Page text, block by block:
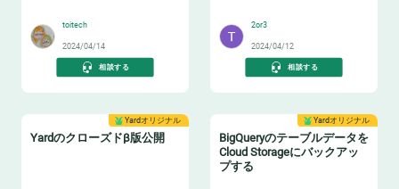
toitech
2024/04/14
相談する
2or3
2024/04/12
相談する
Yardオリジナル
Yardのクローズドβ版公開
Yardオリジナル
BigQueryのテーブルデータを
Cloud Storageにバックアッ
プする